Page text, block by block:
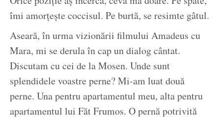
îmi amorțește coccisul. Pe burtă, se resimte gâtul.
Aseară, în urma vizionării filmului Amadeus cu
Mara, mi se derula în cap un dialog cântat.
Discutam cu cei de la Mosen. Unde sunt
splendidele voastre perne? Mi-am luat două
perne. Una pentru apartamentul meu, alta pentru
apartamentul lui Făt Frumos. O pernă potrivită